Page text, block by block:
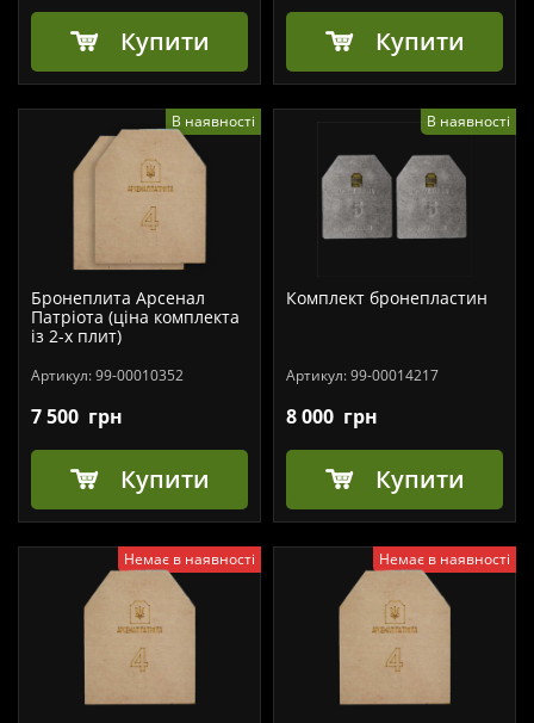
Купити Купити
В наявності
Бронеплита Арсенал
Патріота (ціна комплекта
із 2-х плит)
Артикул:99-00010352
7 500 грн
Купити
В наявності
Комплект бронепластин
Артикул:99-00014217
8 000 грн
Купити
Немає в наявності Немає в наявності